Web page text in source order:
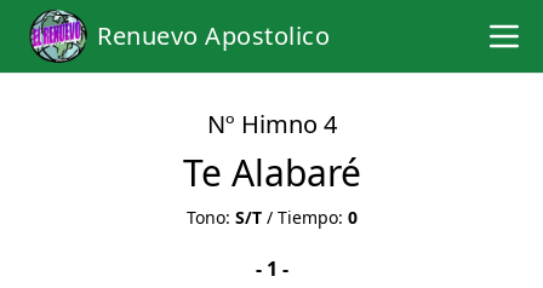
Renuevo Apostolico
Nº Himno 4
Te Alabaré
Tono: S/T/ Tiempo: 0
- 1 -